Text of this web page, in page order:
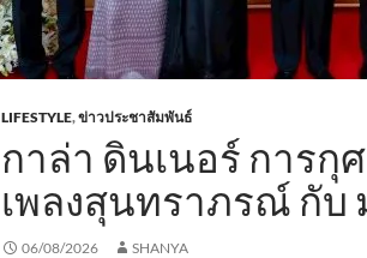
LIFESTYLE,ข่าวประชาสัมพันธ์
กาล่า ดินเนอร์ การกุ
เพลงสุนทราภรณ์ กับ
06/08/2026 SHANYA